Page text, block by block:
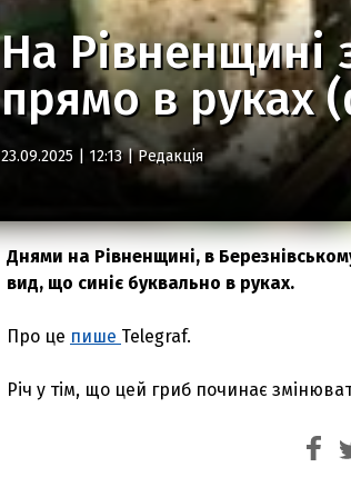
На Рівненщині
прямо в руках
23.09.2025 | 12:13 |Редакція
Днями на Рівненщині, в
вид, що синіє буквально в руках.
Про це пише Telegraf.
Річ у тім, що цей гриб починає